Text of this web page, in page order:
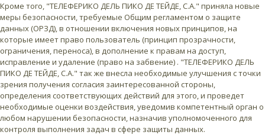
Кроме того, "ТЕЛЕФЕРИКО ДЕЛЬ ПИКО ДЕ ТЕЙДЕ, С.А." приняла новые
меры безопасности, требуемые Общим регламентом о защите
данных (ОРЗД), в отношении включения новых принципов, на
которые имеет право пользователь (принцип прозрачности,
ограничения, переноса), в дополнение к правам на доступ,
исправление и удаление (право на забвение) . "ТЕЛЕФЕРИКО ДЕЛЬ
ПИКО ДЕ ТЕЙДЕ, С.А." так же внесла необходимые улучшения с точки
зрения получения согласия заинтересованной стороны,
определения соответствующих действий для этого, и проведет
необходимые оценки воздействия, уведомив компетентный орган о
любом нарушении безопасности, назначив уполномоченного для
контроля выполнения задач в сфере защиты данных.